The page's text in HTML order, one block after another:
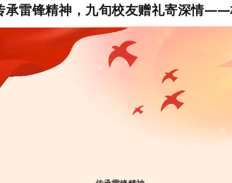
承雷锋精神，九旬校友赠礼寄深情——